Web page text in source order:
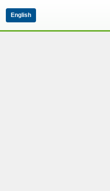
English